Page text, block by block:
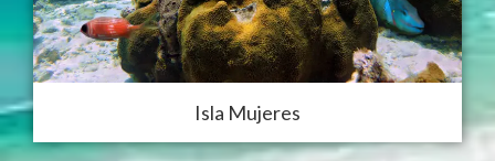
Isla Mujeres